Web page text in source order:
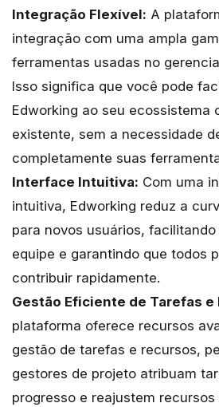
Integração Flexível: A
integração com uma ampla
ferramentas usadas no
Isso significa que você pode
Edworking ao seu ecossistema
existente, sem a necessidade
completamente suas
Interface Intuitiva: Com uma
intuitiva, Edworking reduz a
para novos usuários,
equipe e garantindo que todos
contribuir rapidamente.
Gestão Eficiente de Tarefas e
plataforma oferece recursos
gestão de tarefas e recursos,
gestores de projeto atribuam
progresso e reajustem